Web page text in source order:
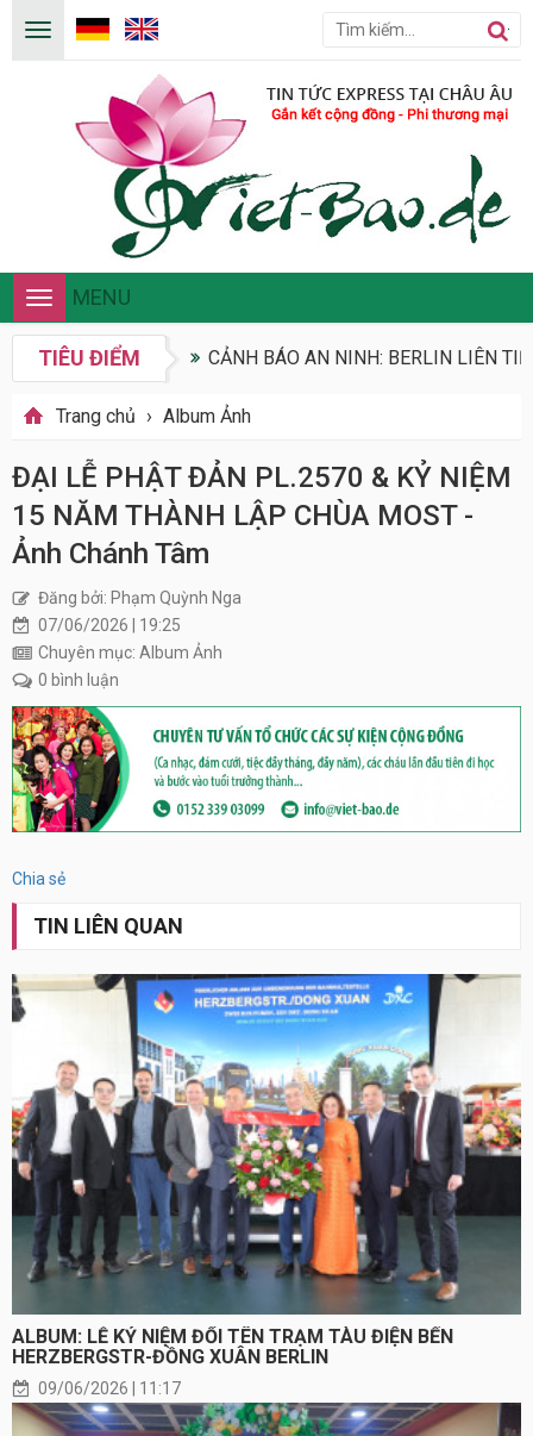
Toggle
navigation
MENU
TIÊU ĐIỂM CẢNH BÁO AN NINH: BERLIN LIÊN
Trang chủ › Album Ảnh
ĐẠI LỄ PHẬT ĐẢN PL.2570 & KỶ NIỆM
15 NĂM THÀNH LẬP CHÙA MOST -
Ảnh Chánh Tâm
Đăng bởi: Phạm Quỳnh Nga
07/06/2026 | 19:25
Chuyên mục: Album Ảnh
0 bình luận
tất
cả
Chia sẻ
TIN LIÊN QUAN
ALBUM: LỄ KỶ NIỆM ĐỔI TÊN TRẠM TÀU ĐIỆN BẾN
HERZBERGSTR-ĐỒNG XUÂN BERLIN
09/06/2026 | 11:17